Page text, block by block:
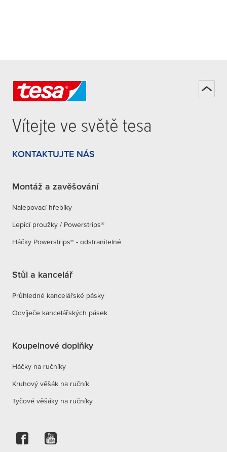
Vítejte ve světě tesa
KONTAKTUJTE NÁS
Montáž a zavěšování
Nalepovací hřebíky
Lepicí proužky / Powerstrips®
Háčky Powerstrips® - odstranitelné
Stůl a kancelář
Průhledné kancelářské pásky
Odvíječe kancelářských pásek
Koupelnové doplňky
Háčky na ručníky
Kruhový věšák na ručník
Tyčové věšáky na ručníky